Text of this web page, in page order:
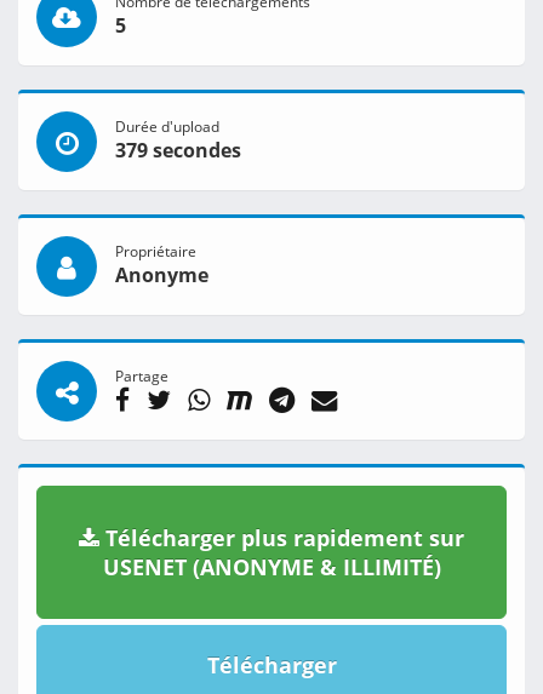
5
Durée d'upload
379 secondes
Propriétaire
Anonyme
Partage
Télécharger plus rapidement sur
USENET (ANONYME & ILLIMITÉ)
Télécharger